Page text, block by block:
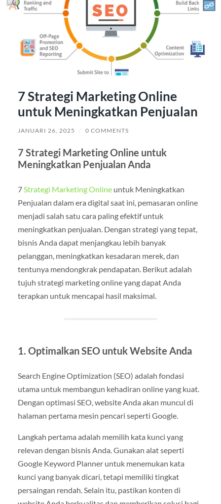
7 Strategi Marketing Online
untuk Meningkatkan Penjualan
JANUARI 26, 2025 / 0 COMMENTS
7 Strategi Marketing Online untuk
Meningkatkan Penjualan Anda
7 Strategi Marketing Onlineuntuk Meningkatkan
Penjualan dalam era digital saat ini, pemasaran online
menjadi salah satu cara paling efektif untuk
meningkatkan penjualan. Dengan strategi yang tepat,
bisnis Anda dapat menjangkau lebih banyak
pelanggan, meningkatkan kesadaran merek, dan
tentunya mendongkrak pendapatan. Berikut adalah
tujuh strategi marketing online yang dapat Anda
terapkan untuk mencapai hasil maksimal.
1. Optimalkan SEO untuk Website Anda
Search Engine Optimization (SEO) adalah fondasi
utama untuk membangun kehadiran online yang kuat.
Dengan optimasi SEO, website Anda akan muncul di
halaman pertama mesin pencari seperti Google.
Langkah pertama adalah memilih kata kunci yang
relevan dengan bisnis Anda. Gunakan alat seperti
Google Keyword Planner untuk menemukan kata
kunci yang banyak dicari, tetapi memiliki tingkat
persaingan rendah. Selain itu, pastikan konten di